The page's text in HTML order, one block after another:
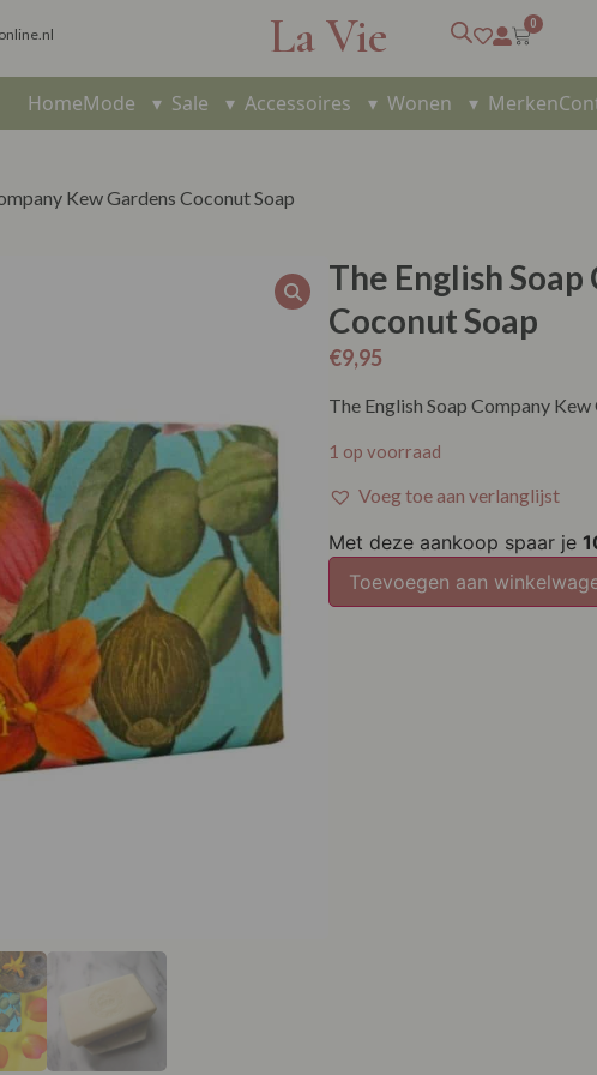
La Vie 0
HomeMode ▾ Sale ▾ Accessoires ▾ Wonen ▾ Merken
Kew Gardens Coconut Soap
The English
Coconut Soap
€9,95
The English Soap Company
1 op voorraad
Voeg toe aan verlanglijst
Met deze aankoop spaar je
Toevoegen aan